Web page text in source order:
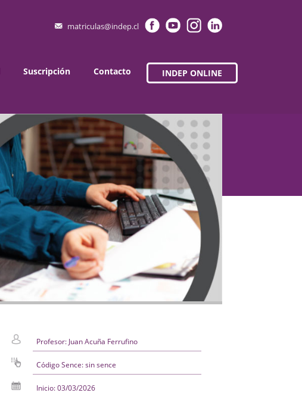
matriculas@indep.cl
Suscripción Contacto INDEP ONLINE
Profesor: Juan Acuña Ferrufino
Código Sence: sin sence
Inicio: 03/03/2026